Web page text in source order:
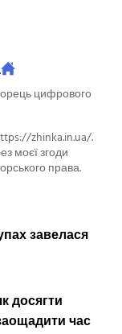
цифрового
zhinka.in.ua/.
моєї згоди
права.
завелася
досягти
час